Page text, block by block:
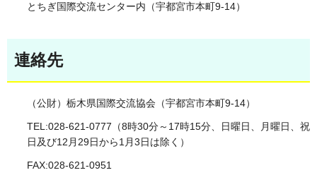
とちぎ国際交流センター内（宇都宮市本町9-14）
連絡先
（公財）栃木県国際交流協会（宇都宮市本町9-14）
TEL:028-621-0777（8時30分～17時15分、日曜日、月曜日、祝
日及び12月29日から1月3日は除く）
FAX:028-621-0951